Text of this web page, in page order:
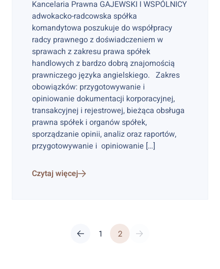
Kancelaria Prawna GAJEWSKI I WSPÓLNICY
adwokacko-radcowska spółka
komandytowa poszukuje do współpracy
radcy prawnego z doświadczeniem w
sprawach z zakresu prawa spółek
handlowych z bardzo dobrą znajomością
prawniczego języka angielskiego. Zakres
obowiązków: przygotowywanie i
opiniowanie dokumentacji korporacyjnej,
transakcyjnej i rejestrowej, bieżąca obsługa
prawna spółek i organów spółek,
sporządzanie opinii, analiz oraz raportów,
przygotowywanie i opiniowanie […]
Czytaj więcej
Previous page Page
1 Page
2 Next page